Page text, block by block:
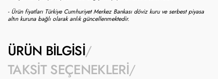
- Ürün fiyatları Türkiye Cumhuriyet Merkez Bankası döviz kuru ve serbest piyasa
altın kuruna bağlı olarak anlık güncellenmektedir.
ÜRÜN BILGISI
TAKSIT SEÇENEKLERI